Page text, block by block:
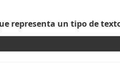
representa un tipo de